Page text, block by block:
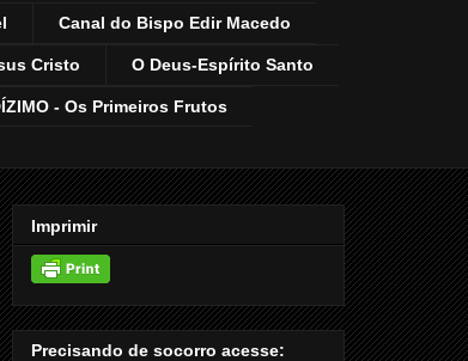
Canal do Bispo Edir Macedo
Cristo O Deus-Espírito Santo
- Os Primeiros Frutos
Imprimir
Precisando de socorro acesse: